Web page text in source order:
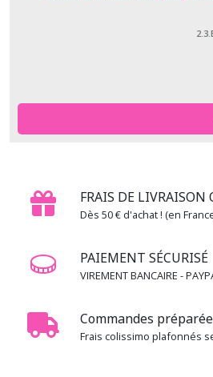
FRAIS DE LIVRAISON
Dès 50 € d'achat ! (en
PAIEMENT SÉCURISÉ
VIREMENT BANCAIRE -
Commandes
Frais colissimo plafonnés